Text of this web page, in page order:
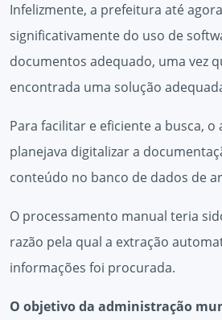
Infelizmente, a prefeitura até
significativamente do uso de
documentos adequado, uma vez
encontrada uma solução
Para facilitar e eficiente a busca,
planejava digitalizar a
conteúdo no banco de dados de
O processamento manual teria
razão pela qual a extração
informações foi procurada.
O objetivo da administração